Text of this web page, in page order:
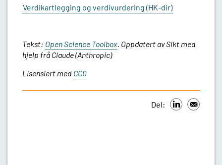
Verdikartlegging og verdivurdering (HK-dir)
Tekst: Open Science Toolbox. Oppdatert av Sikt med
hjelp frå Claude (Anthropic)
Lisensiert med CC0
Del: